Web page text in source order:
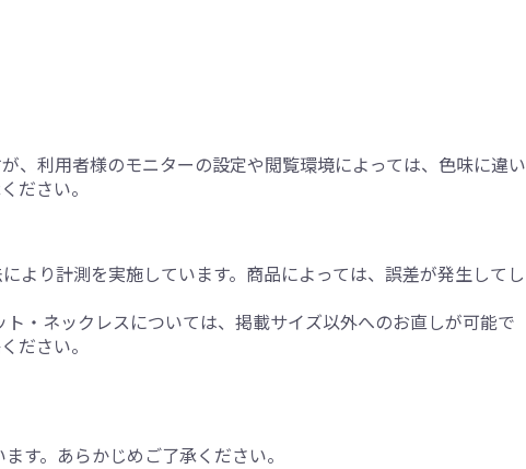
、利用者様のモニターの設定や閲覧環境によっては、色味に違い
ださい。
より計測を実施しています。商品によっては、誤差が発生してし
・ネックレスについては、掲載サイズ以外へのお直しが可能で
ださい。
す。あらかじめご了承ください。